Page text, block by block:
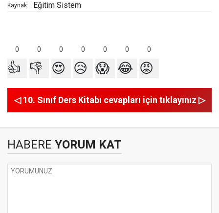
Kaynak: Eğitim Sistem
0 0 0 0 0 0 0
👍 👎 😍 😥 😱 😂 😡
◁ 10. Sınıf Ders Kitabı cevapları için tıklayınız ▷
HABERE YORUM KAT